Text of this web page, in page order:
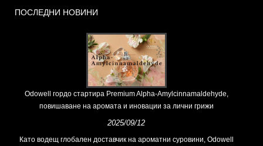
ПОСЛЕДНИ НОВИНИ
Odowell гордо стартира Premium Alpha-Amylcinnamaldehyde,
повишаване на аромата и иновации за лични грижи
2025/09/12
Като водещ глобален доставчик на ароматни суровини, Odowell